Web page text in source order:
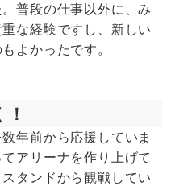
普段の仕事以外に、み
な経験ですし、新しい
よかったです。
年前から応援していま
アリーナを作り上げて
タンドから観戦してい